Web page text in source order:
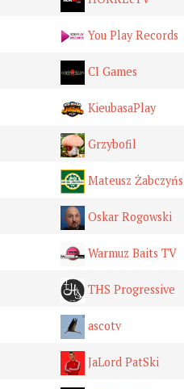
You Play Records
CI Games
KieubasaPlay
Grzybofil
Mateusz
Oskar Rogowski
Warmuz Baits TV
THS Progressive
ascotv
JaLord PatSki